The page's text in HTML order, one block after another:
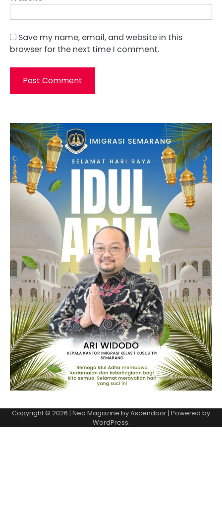
Save my name, email, and website in this
browser for the next time I comment.
Copyright © 2026 | Neo Magazine byAscendoor| Powered by
WordPress.